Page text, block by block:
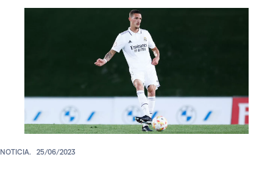
NOTICIA. 25/06/2023